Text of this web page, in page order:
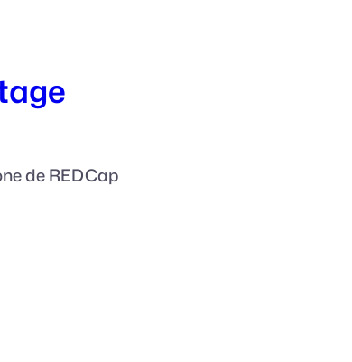
de REDCap